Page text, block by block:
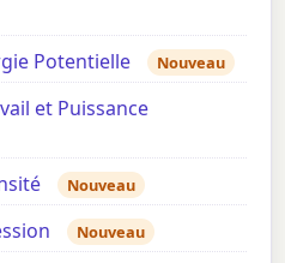
Potentielle Nouveau
et Puissance
Nouveau
Nouveau